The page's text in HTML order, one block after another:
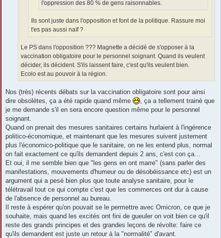
l'oppression des 80 % de gens raisonnables.
Ils sont juste dans l'opposition et font de la politique. Rassure moi
t'es pas aussi naïf ?
Le PS dans l'opposition ??? Magnette a décidé de s'opposer à la
vaccination obligatoire pour le personnel soignant. Quand ils veulent
décider, ils décident. S'ils laissent faire, c'est qu'ils veulent bien.
Ecolo est au pouvoir à la région.
Nos (très) récents débats sur la vaccination obligatoire sont pour ainsi
dire obsolètes, ça a été rapide quand même
, ça a tellement trainé que
je me demande s'il en sera encore question même pour le personnel
soignant.
Quand on prenait des mesures sanitaires certains hurlaient à l'ingérence
politico-économique, et maintenant que les mesures suivent justement
plus l'économico-politique que le sanitaire, on ne les entend plus, normal
on fait exactement ce qu'ils demandent depuis 2 ans, c'est con ça...
Et oui, il me semble bien que "les gens en ont marre" (sans parler des
manifestations, mouvements d'humeur ou de désobéissance etc) est un
argument qui a pesé bien plus que toute analyse sanitaire, pour le
télétravail tout ce qui compte c'est que les commerces ont dur à cause
de l'absence de personnel au bureau.
Il reste à espérer qu'on pouvait se le permettre avec Omicron, ce que je
souhaite, mais quand les excités ont fini de gueuler on voit bien ce qu'il
reste des grands principes et des grandes leçons de révolte: faire ce
qu'ils demandent est juste un retour à la "normalité" d'avant.